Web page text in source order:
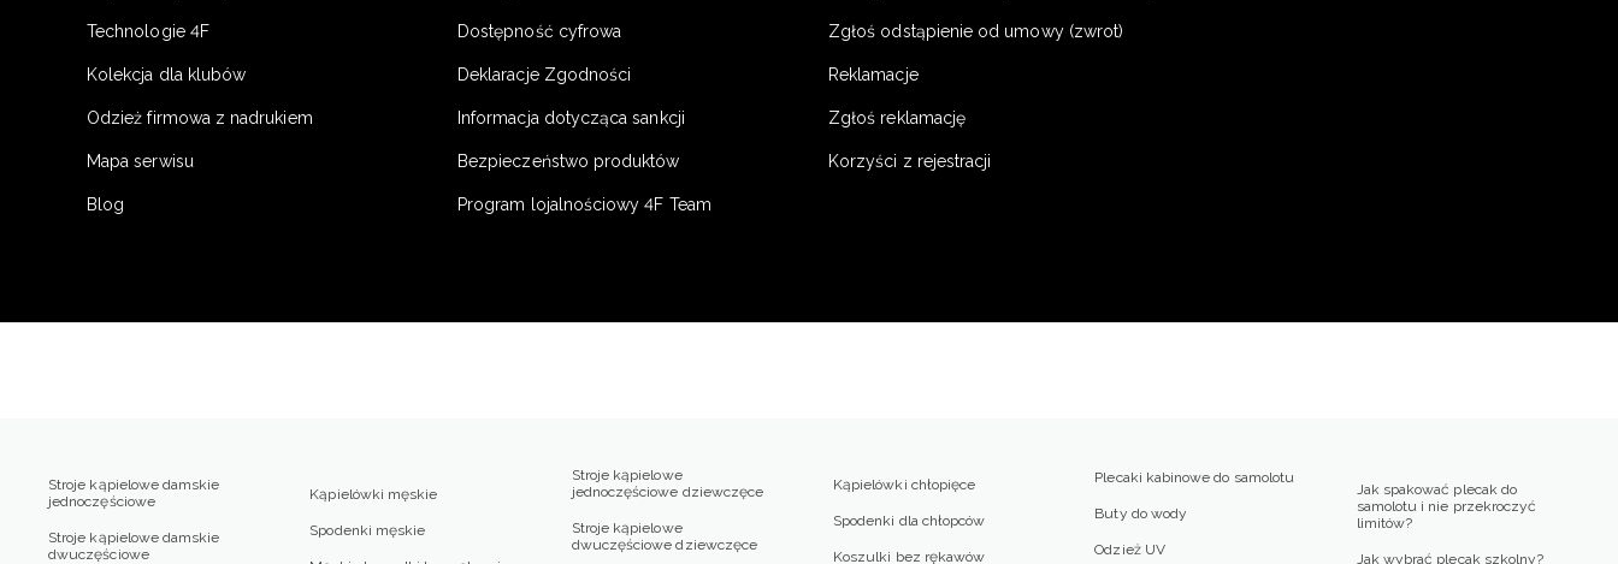
Technologie 4F
Kolekcja dla klubów
Odzież firmowa z nadrukiem
Mapa serwisu
Blog
Dostępność cyfrowa
Deklaracje Zgodności
Informacja dotycząca sankcji
Bezpieczeństwo produktów
Program lojalnościowy 4F Team
Zgłoś odstąpienie od umowy (zwrot)
Reklamacje
Zgłoś reklamację
Korzyści z rejestracji
Stroje kąpielowe damskie
jednoczęściowe
Stroje kąpielowe damskie
dwuczęściowe
Kąpielówki męskie
Spodenki męskie
Stroje kąpielowe
jednoczęściowe dziewczęce
Stroje kąpielowe
dwuczęściowe dziewczęce
Kąpielówki chłopięce
Spodenki dla chłopców
Koszulki bez rękawów
Plecaki kabinowe do samolotu
Buty do wody
Odzież UV
Jak spakować plecak do
samolotu i nie przekroczyć
limitów?
Jak wybrać plecak szkolny?